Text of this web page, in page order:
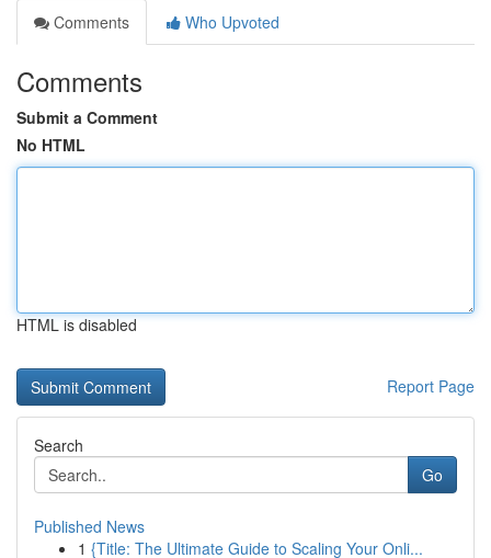
Comments
Who Upvoted
Comments
Submit a Comment
No HTML
HTML is disabled
Report Page
Search
Go
Published News
1 {Title: The Ultimate Guide to Scaling Your Onli...